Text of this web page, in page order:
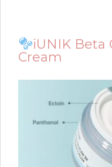
iUNIK Beta
Cream